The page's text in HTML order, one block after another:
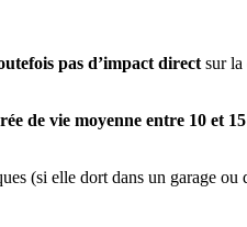
pas d’impact direct sur la
de vie moyenne entre 10 et
(si elle dort dans un garage